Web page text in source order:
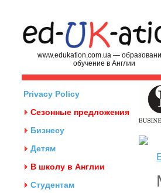
www.edukation.com.ua —
обучение в Англии
Privacy Policy
Сезонные предложения
Бизнесу
Детям
В школу в Англии
Студентам